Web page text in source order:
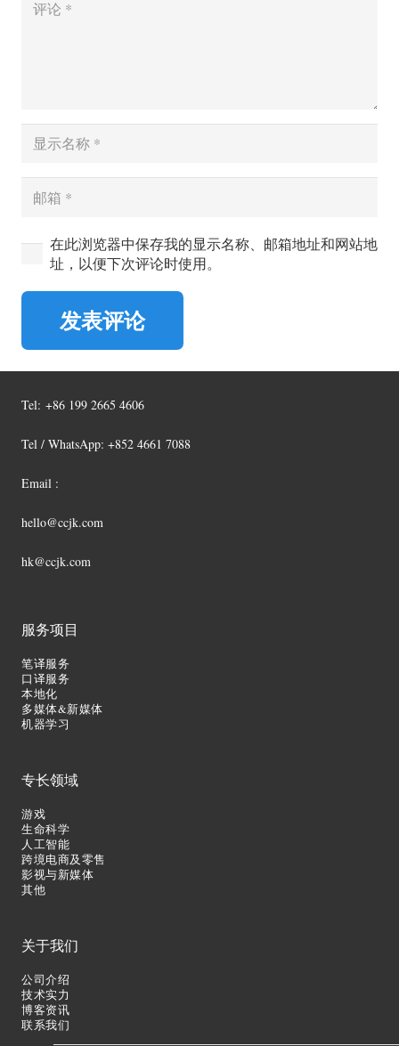
在此浏览器中保存我的显示名称、邮箱地址和网站地
址，以便下次评论时使用。
发表评论
Tel: +86 199 2665 4606
Tel / WhatsApp: +852 4661 7088
Email :
hello@ccjk.com
hk@ccjk.com
服务项目
笔译服务
口译服务
本地化
多媒体&新媒体
机器学习
专长领域
游戏
生命科学
人工智能
跨境电商及零售
影视与新媒体
其他
关于我们
公司介绍
技术实力
博客资讯
联系我们